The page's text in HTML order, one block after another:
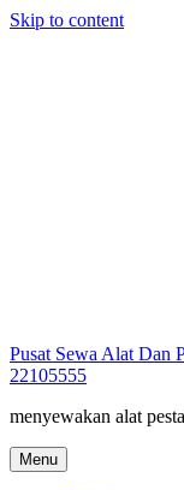
Skip to content
Pusat Sewa Alat Dan
22105555
menyewakan alat
Menu